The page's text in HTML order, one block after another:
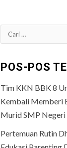
Cari
untuk:
POS-POS
Tim KKN BBK 8
Kembali Memberi
Murid SMP
Pertemuan Rutin